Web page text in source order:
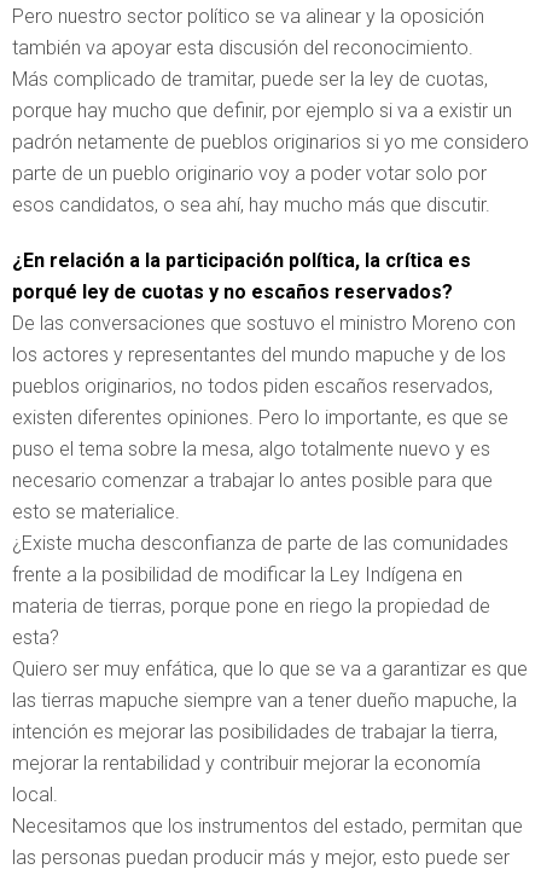
Pero nuestro sector político se va alinear y la oposición
también va apoyar esta discusión del reconocimiento.
Más complicado de tramitar, puede ser la ley de cuotas,
porque hay mucho que definir, por ejemplo si va a existir un
padrón netamente de pueblos originarios si yo me considero
parte de un pueblo originario voy a poder votar solo por
esos candidatos, o sea ahí, hay mucho más que discutir.
¿En relación a la participación política, la crítica es
porqué ley de cuotas y no escaños reservados?
De las conversaciones que sostuvo el ministro Moreno con
los actores y representantes del mundo mapuche y de los
pueblos originarios, no todos piden escaños reservados,
existen diferentes opiniones. Pero lo importante, es que se
puso el tema sobre la mesa, algo totalmente nuevo y es
necesario comenzar a trabajar lo antes posible para que
esto se materialice.
¿Existe mucha desconfianza de parte de las comunidades
frente a la posibilidad de modificar la Ley Indígena en
materia de tierras, porque pone en riego la propiedad de
esta?
Quiero ser muy enfática, que lo que se va a garantizar es que
las tierras mapuche siempre van a tener dueño mapuche, la
intención es mejorar las posibilidades de trabajar la tierra,
mejorar la rentabilidad y contribuir mejorar la economía
local.
Necesitamos que los instrumentos del estado, permitan que
las personas puedan producir más y mejor, esto puede ser